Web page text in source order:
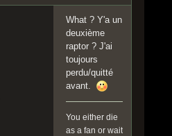
What ? Y'a un
deuxième
raptor ? J'ai
toujours
perdu/quitté
avant.
You either die
as a fan or wait